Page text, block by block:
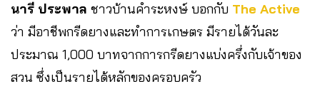
นารี ประพาล ชาวบ้านคำระหงษ์ บอกกับ The Active
ว่า มีอาชีพกรีดยางและทำการเกษตร มีรายได้วันละ
ประมาณ 1,000 บาทจากการกรีดยางแบ่งครึ่งกับเจ้าของ
สวน ซึ่งเป็นรายได้หลักของครอบครัว